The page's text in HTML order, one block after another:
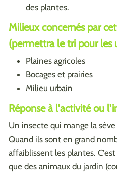
des plantes.
Milieux concernés par
(permettra le tri pour les
Plaines agricoles
Bocages et prairies
Milieu urbain
Réponse à l'activité ou
Un insecte qui mange la
Quand ils sont en grand
affaiblissent les plantes.
que des animaux du jardin